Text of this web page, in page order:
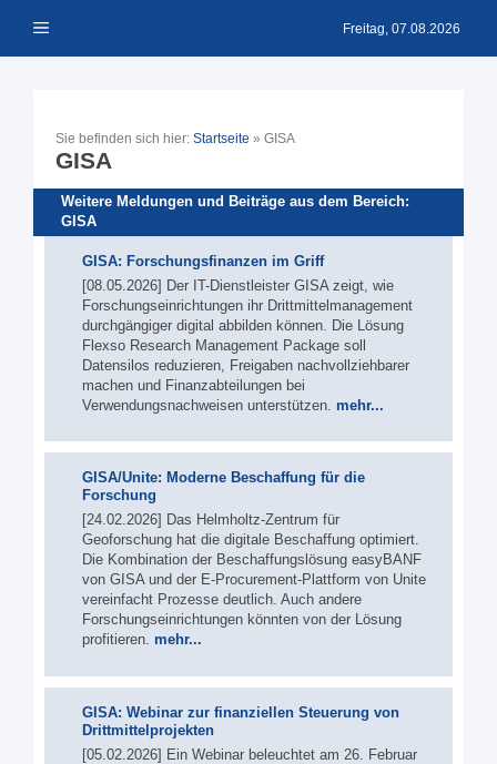
Inhalt Menü Freitag, 07.08.2026
Sie befinden sich hier: Startseite » GISA
GISA
Weitere Meldungen und Beiträge aus dem Bereich:
GISA
GISA: Forschungsfinanzen im Griff
[08.05.2026] Der IT-Dienstleister GISA zeigt, wie
Forschungseinrichtungen ihr Drittmittelmanagement
durchgängiger digital abbilden können. Die Lösung
Flexso Research Management Package soll
Datensilos reduzieren, Freigaben nachvollziehbarer
machen und Finanzabteilungen bei
Verwendungsnachweisen unterstützen. mehr...
GISA/Unite: Moderne Beschaffung für die
Forschung
[24.02.2026] Das Helmholtz-Zentrum für
Geoforschung hat die digitale Beschaffung optimiert.
Die Kombination der Beschaffungslösung easyBANF
von GISA und der E-Procurement-Plattform von Unite
vereinfacht Prozesse deutlich. Auch andere
Forschungseinrichtungen könnten von der Lösung
profitieren. mehr...
GISA: Webinar zur finanziellen Steuerung von
Drittmittelprojekten
[05.02.2026] Ein Webinar beleuchtet am 26. Februar